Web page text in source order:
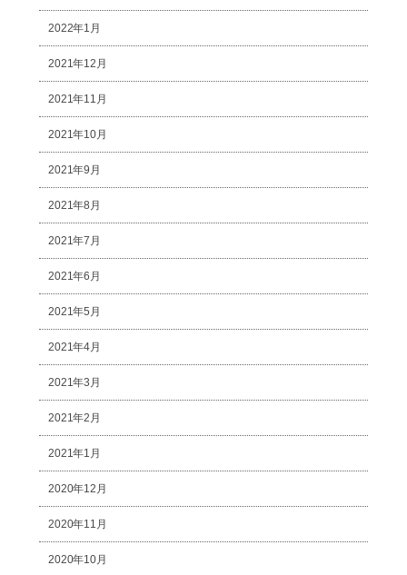
2022年1月
2021年12月
2021年11月
2021年10月
2021年9月
2021年8月
2021年7月
2021年6月
2021年5月
2021年4月
2021年3月
2021年2月
2021年1月
2020年12月
2020年11月
2020年10月